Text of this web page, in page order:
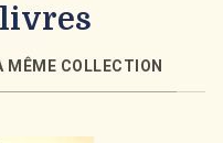
MÊME COLLECTION